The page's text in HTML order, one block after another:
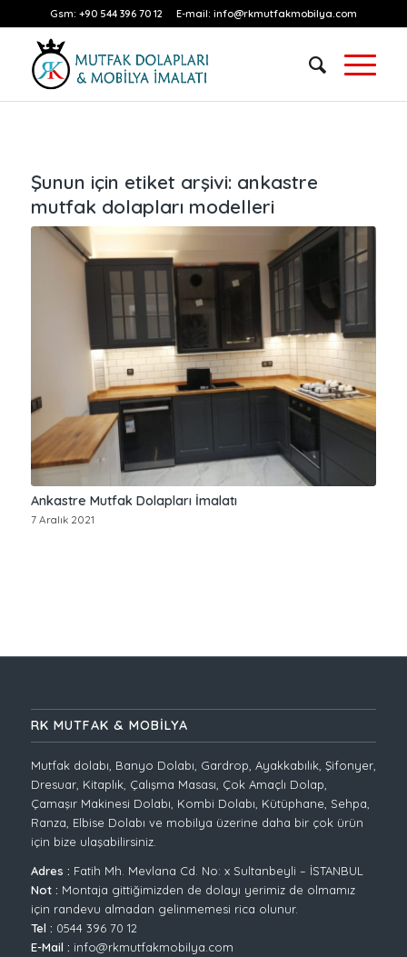
Gsm: +90 544 396 70 12 E-mail: info@rkmutfakmobilya.com
Şunun için etiket arşivi: ankastre
mutfak dolapları modelleri
Ankastre Mutfak Dolapları İmalatı
7 Aralık 2021
RK MUTFAK & MOBİLYA
Mutfak dolabı, Banyo Dolabı, Gardrop, Ayakkabılık, Şifonyer,
Dresuar, Kitaplık, Çalışma Masası, Çok Amaçlı Dolap,
Çamaşır Makinesi Dolabı, Kombi Dolabı, Kütüphane, Sehpa,
Ranza, Elbise Dolabı ve mobilya üzerine daha bir çok ürün
için bize ulaşabilirsiniz.
Adres : Fatih Mh. Mevlana Cd. No: x Sultanbeyli – İSTANBUL
Not : Montaja gittiğimizden de dolayı yerimiz de olmamız
için randevu almadan gelinmemesi rica olunur.
Tel : 0544 396 70 12
E-Mail : info@rkmutfakmobilya.com